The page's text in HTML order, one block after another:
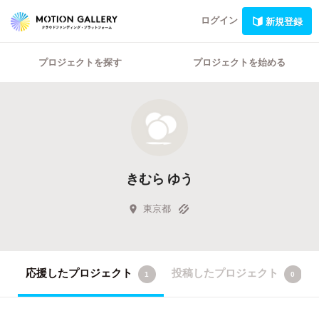
ログイン 新規登録
プロジェクトを探す プロジェクトを始める
きむら ゆう
東京都
応援したプロジェクト 1 投稿したプロジェクト 0